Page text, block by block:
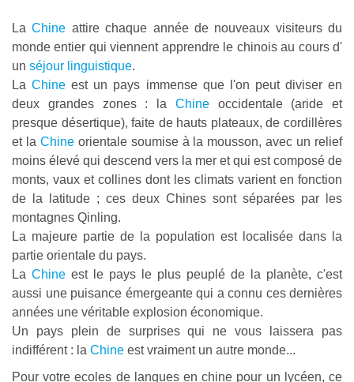
LaChine attire chaque année de nouveaux visiteurs du
monde entier qui viennent apprendre le chinois au cours d'
un séjour linguistique.
LaChine est un pays immense que l'on peut diviser en
deux grandes zones : la Chineoccidentale (aride et
presque désertique), faite de hauts plateaux, de cordillères
et la Chineorientale soumise à la mousson, avec un relief
moins élevé qui descend vers la mer et qui est composé de
monts, vaux et collines dont les climats varient en fonction
de la latitude ; ces deux Chines sont séparées par les
montagnes Qinling.
La majeure partie de la population est localisée dans la
partie orientale du pays.
La Chine est le pays le plus peuplé de la planète, c'est
aussi une puisance émergeante qui a connu ces dernières
années une véritable explosion économique.
Un pays plein de surprises qui ne vous laissera pas
indifférent : la Chine est vraiment un autre monde...
Pour votre ecoles de langues en chine pour un lycéen, ce